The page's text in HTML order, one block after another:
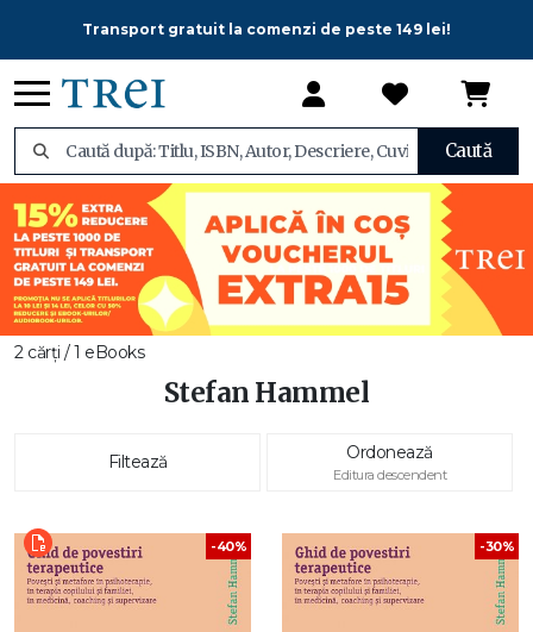
Transport gratuit la comenzi de peste 149 lei!
Caută
2 cărți / 1 eBooks
Stefan Hammel
Filtează Ordonează
Editura descendent
-40% -30%